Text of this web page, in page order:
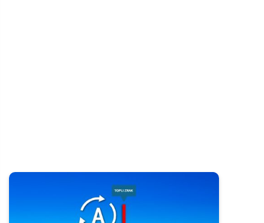
Smog: Kako nastaje opasno zagađenje?. Dim i magla. . .